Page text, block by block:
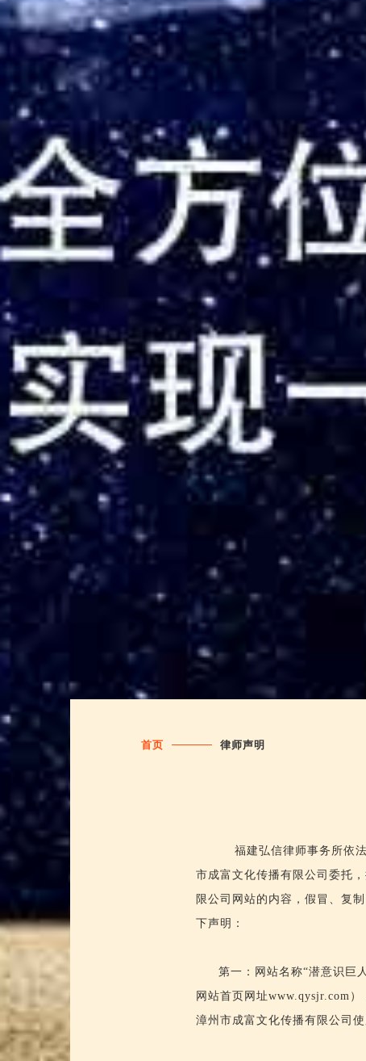
首页 律师声明
福建弘信律师事务所依法
市成富文化传播有限公司委托
限公司网站的内容，假冒、复
下声明：
第一：网站名称“潜意识巨
网站首页网址www.qysjr.com
漳州市成富文化传播有限公司